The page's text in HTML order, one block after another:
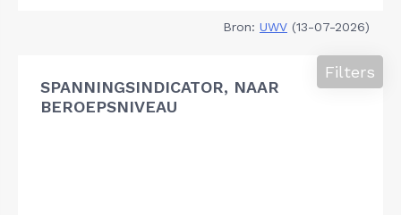
Bron: UWV (13-07-2026)
SPANNINGSINDICATOR, NAAR
BEROEPSNIVEAU
Filters